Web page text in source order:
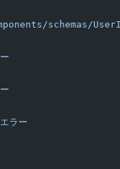
schemas/
ラー